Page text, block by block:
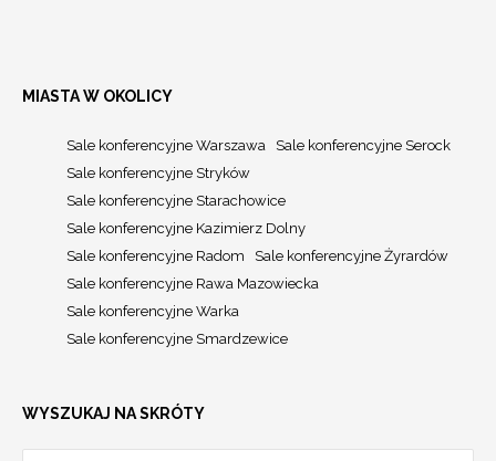
MIASTA W OKOLICY
Sale konferencyjne Warszawa
Sale konferencyjne Serock
Sale konferencyjne Stryków
Sale konferencyjne Starachowice
Sale konferencyjne Kazimierz Dolny
Sale konferencyjne Radom
Sale konferencyjne Żyrardów
Sale konferencyjne Rawa Mazowiecka
Sale konferencyjne Warka
Sale konferencyjne Smardzewice
WYSZUKAJ NA SKRÓTY